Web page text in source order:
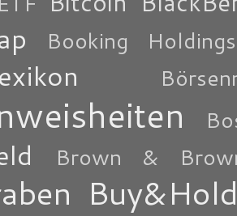
Booking Holdings
Brown &